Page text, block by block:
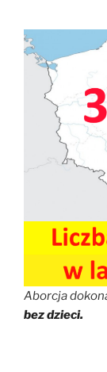
Aborcja
bez dzieci.